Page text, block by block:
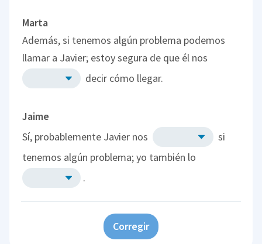
Marta
Además, si tenemos algún problema podemos
llamar a Javier; estoy segura de que él nos
decir cómo llegar.
Jaime
Sí, probablemente Javier nos
si
tenemos algún problema; yo también lo
.
Corregir